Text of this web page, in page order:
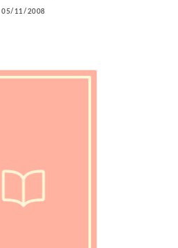
05/11/2008